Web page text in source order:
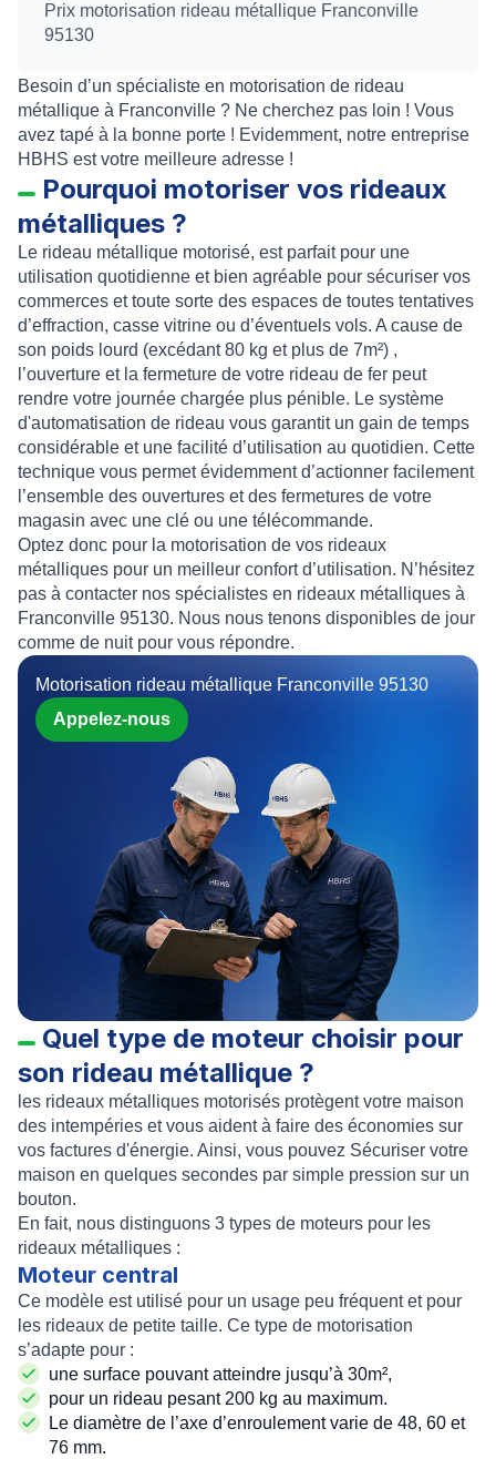
Prix motorisation rideau métallique Franconville
95130
Besoin d’un spécialiste en motorisation de rideau
métallique à Franconville ? Ne cherchez pas loin ! Vous
avez tapé à la bonne porte ! Evidemment, notre entreprise
HBHS est votre meilleure adresse !
Pourquoi motoriser vos rideaux
métalliques ?
Le rideau métallique motorisé, est parfait pour une
utilisation quotidienne et bien agréable pour sécuriser vos
commerces et toute sorte des espaces de toutes tentatives
d’effraction, casse vitrine ou d’éventuels vols. A cause de
son poids lourd (excédant 80 kg et plus de 7m²) ,
l’ouverture et la fermeture de votre rideau de fer peut
rendre votre journée chargée plus pénible. Le système
d'automatisation de rideau vous garantit un gain de temps
considérable et une facilité d’utilisation au quotidien. Cette
technique vous permet évidemment d’actionner facilement
l’ensemble des ouvertures et des fermetures de votre
magasin avec une clé ou une télécommande.
Optez donc pour la motorisation de vos rideaux
métalliques pour un meilleur confort d’utilisation. N’hésitez
pas à contacter nos spécialistes en rideaux métalliques à
Franconville 95130. Nous nous tenons disponibles de jour
comme de nuit pour vous répondre.
Motorisation rideau métallique Franconville 95130
Appelez-nous
Quel type de moteur choisir pour
son rideau métallique ?
les rideaux métalliques motorisés protègent votre maison
des intempéries et vous aident à faire des économies sur
vos factures d'énergie. Ainsi, vous pouvez Sécuriser votre
maison en quelques secondes par simple pression sur un
bouton.
En fait, nous distinguons 3 types de moteurs pour les
rideaux métalliques :
Moteur central
Ce modèle est utilisé pour un usage peu fréquent et pour
les rideaux de petite taille. Ce type de motorisation
s’adapte pour :
une surface pouvant atteindre jusqu’à 30m²,
pour un rideau pesant 200 kg au maximum.
Le diamètre de l’axe d’enroulement varie de 48, 60 et
76 mm.